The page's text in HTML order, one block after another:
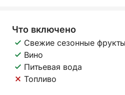
Что включено
Свежие сезонные фрукты
Вино
Питьевая вода
Топливо